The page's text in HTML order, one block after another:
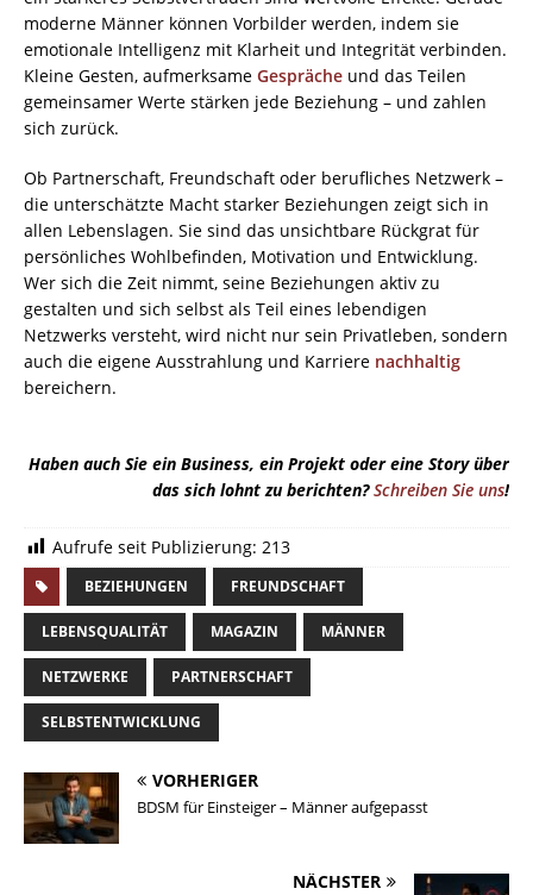
moderne Männer können Vorbilder werden, indem sie
emotionale Intelligenz mit Klarheit und Integrität verbinden.
Kleine Gesten, aufmerksame Gespräche und das Teilen
gemeinsamer Werte stärken jede Beziehung – und zahlen
sich zurück.
Ob Partnerschaft, Freundschaft oder berufliches Netzwerk –
die unterschätzte Macht starker Beziehungen zeigt sich in
allen Lebenslagen. Sie sind das unsichtbare Rückgrat für
persönliches Wohlbefinden, Motivation und Entwicklung.
Wer sich die Zeit nimmt, seine Beziehungen aktiv zu
gestalten und sich selbst als Teil eines lebendigen
Netzwerks versteht, wird nicht nur sein Privatleben, sondern
auch die eigene Ausstrahlung und Karriere nachhaltig
bereichern.
Haben auch Sie ein Business, ein Projekt oder eine Story über
das sich lohnt zu berichten?Schreiben Sie uns!
Aufrufe seit Publizierung: 213
BEZIEHUNGEN FREUNDSCHAFT
LEBENSQUALITÄT MAGAZIN MÄNNER
NETZWERKE PARTNERSCHAFT
SELBSTENTWICKLUNG
VORHERIGER
BDSM für Einsteiger – Männer aufgepasst
NÄCHSTER